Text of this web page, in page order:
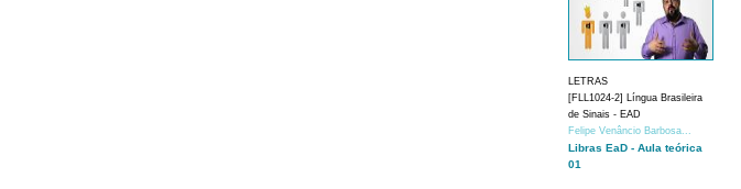
LETRAS
[FLL1024-2] Língua Brasileira
de Sinais - EAD
Felipe Venâncio Barbosa...
Libras EaD - Aula teórica
01